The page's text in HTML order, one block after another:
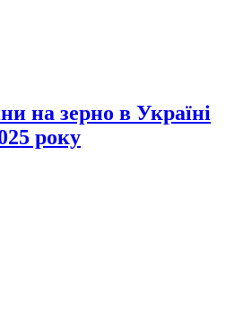
на зерно в Україні
року